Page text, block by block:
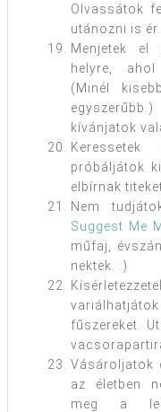
Olvassátok
utánozni is ér.
Menjetek el
helyre,
(Minél
kívánjatok
próbáljátok
elbírnak
Nem
Suggest Me
műfaj,
nektek. :)
fűszereket.
Vásároljatok
az életben
meg a